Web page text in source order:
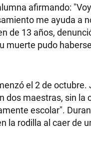
afirmando:
me ayuda a
de 13 años,
muerte pudo
el 2 de
maestras, sin la
escolar".
la rodilla al caer de